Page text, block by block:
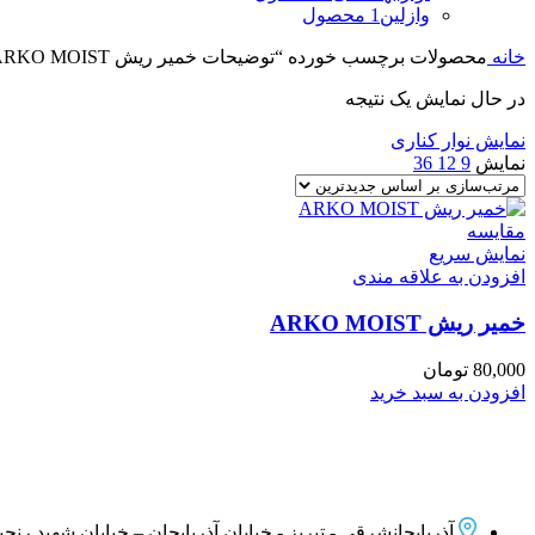
وازلین 1 محصول
خانه محصولات برچسب خورده “توضیحات خمير ريش ARKO MOIST”
در حال نمایش یک نتیجه
نمایش نوار کناری
نمایش 9
12
36
مقايسه
نمایش سریع
افزودن به علاقه مندی
خمير ريش ARKO MOIST
80,000 تومان
افزودن به سبد خرید